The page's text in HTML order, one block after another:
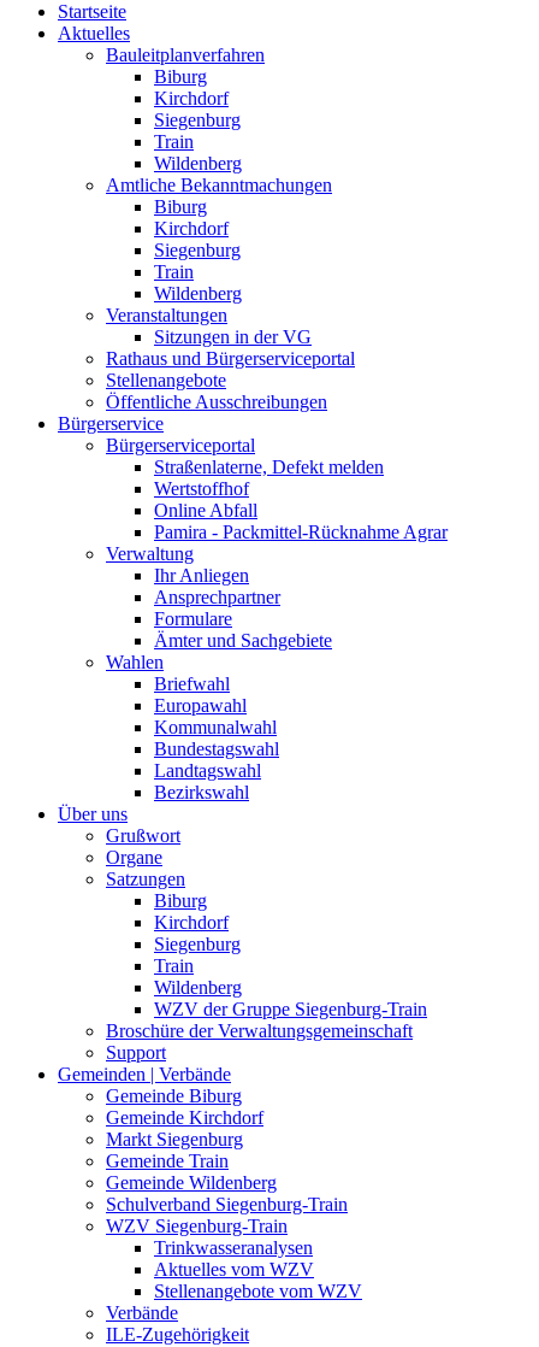
Startseite
Aktuelles
Bauleitplanverfahren
Biburg
Kirchdorf
Siegenburg
Train
Wildenberg
Amtliche Bekanntmachungen
Biburg
Kirchdorf
Siegenburg
Train
Wildenberg
Veranstaltungen
Sitzungen in der VG
Rathaus und Bürgerserviceportal
Stellenangebote
Öffentliche Ausschreibungen
Bürgerservice
Bürgerserviceportal
Straßenlaterne, Defekt melden
Wertstoffhof
Online Abfall
Pamira - Packmittel-Rücknahme Agrar
Verwaltung
Ihr Anliegen
Ansprechpartner
Formulare
Ämter und Sachgebiete
Wahlen
Briefwahl
Europawahl
Kommunalwahl
Bundestagswahl
Landtagswahl
Bezirkswahl
Über uns
Grußwort
Organe
Satzungen
Biburg
Kirchdorf
Siegenburg
Train
Wildenberg
WZV der Gruppe Siegenburg-Train
Broschüre der Verwaltungsgemeinschaft
Support
Gemeinden | Verbände
Gemeinde Biburg
Gemeinde Kirchdorf
Markt Siegenburg
Gemeinde Train
Gemeinde Wildenberg
Schulverband Siegenburg-Train
WZV Siegenburg-Train
Trinkwasseranalysen
Aktuelles vom WZV
Stellenangebote vom WZV
Verbände
ILE-Zugehörigkeit